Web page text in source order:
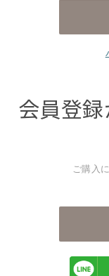
会員登
ご購入